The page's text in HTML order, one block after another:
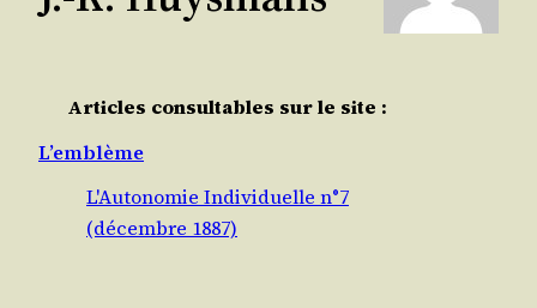
Articles consultables sur le site :
L’emblème
L'Autonomie Individuelle n°7
(décembre 1887)